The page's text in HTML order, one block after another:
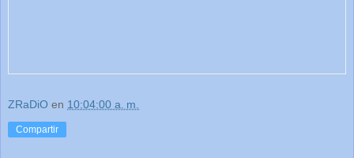
ZRaDiO en 10:04:00 a. m.
Compartir